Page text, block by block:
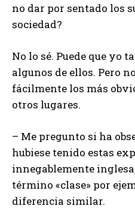
no dar por sentado los
sociedad?
No lo sé. Puede que yo
algunos de ellos. Pero
fácilmente los más
otros lugares.
– Me pregunto si ha
hubiese tenido estas
innegablemente
término «clase» por
diferencia similar.